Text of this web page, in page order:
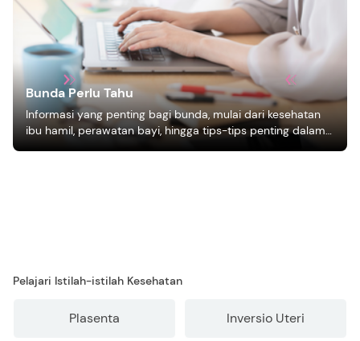
Bunda Perlu Tahu
Informasi yang penting bagi bunda, mulai dari kesehatan
ibu hamil, perawatan bayi, hingga tips-tips penting dalam
mengasuh anak
Pelajari Istilah-istilah Kesehatan
Plasenta Inversio Uteri